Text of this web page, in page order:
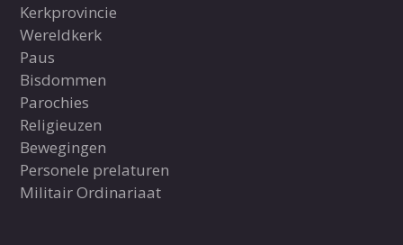
Kerkprovincie
Wereldkerk
Paus
Bisdommen
Parochies
Religieuzen
Bewegingen
Personele prelaturen
Militair Ordinariaat